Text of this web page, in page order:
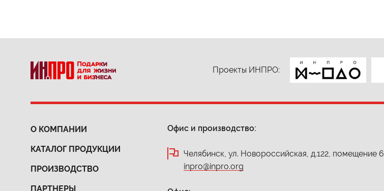
Проекты ИНПРО:
О КОМПАНИИ
КАТАЛОГ ПРОДУКЦИИ
ПРОИЗВОДСТВО
ПАРТНЕРЫ
Офис и производство:
Челябинск, ул. Новороссийская, д.122, помещение 6
inpro@inpro.org